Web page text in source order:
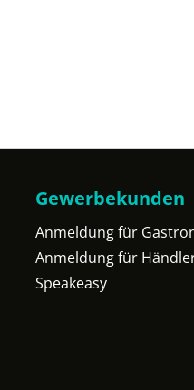
Gewerbekunden
Anmeldung für
Anmeldung für
Speakeasy